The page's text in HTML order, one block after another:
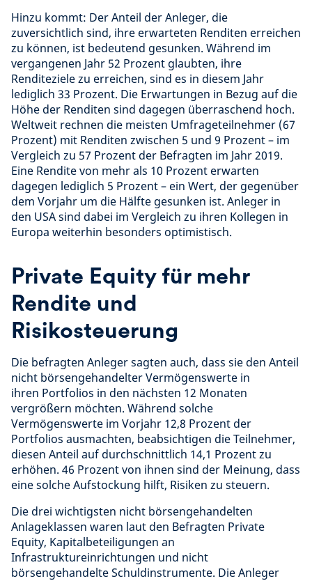
Hinzu kommt: Der Anteil der Anleger, die
zuversichtlich sind, ihre erwarteten Renditen erreichen
zu können, ist bedeutend gesunken. Während im
vergangenen Jahr 52 Prozent glaubten, ihre
Renditeziele zu erreichen, sind es in diesem Jahr
lediglich 33 Prozent. Die Erwartungen in Bezug auf die
Höhe der Renditen sind dagegen überraschend hoch.
Weltweit rechnen die meisten Umfrageteilnehmer (67
Prozent) mit Renditen zwischen 5 und 9 Prozent – im
Vergleich zu 57 Prozent der Befragten im Jahr 2019.
Eine Rendite von mehr als 10 Prozent erwarten
dagegen lediglich 5 Prozent – ein Wert, der gegenüber
dem Vorjahr um die Hälfte gesunken ist. Anleger in
den USA sind dabei im Vergleich zu ihren Kollegen in
Europa weiterhin besonders optimistisch.
Private Equity für mehr
Rendite und
Risikosteuerung
Die befragten Anleger sagten auch, dass sie den Anteil
nicht börsengehandelter Vermögenswerte in
ihren Portfolios in den nächsten 12 Monaten
vergrößern möchten. Während solche
Vermögenswerte im Vorjahr 12,8 Prozent der
Portfolios ausmachten, beabsichtigen die Teilnehmer,
diesen Anteil auf durchschnittlich 14,1 Prozent zu
erhöhen. 46 Prozent von ihnen sind der Meinung, dass
eine solche Aufstockung hilft, Risiken zu steuern.
Die drei wichtigsten nicht börsengehandelten
Anlageklassen waren laut den Befragten Private
Equity, Kapitalbeteiligungen an
Infrastruktureinrichtungen und nicht
börsengehandelte Schuldinstrumente. Die Anleger